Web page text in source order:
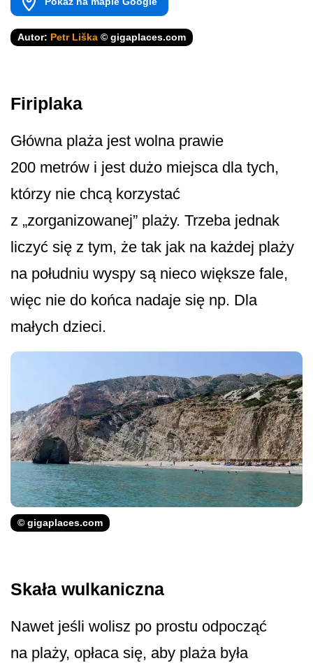
Autor: Petr Liška © gigaplaces.com
Firiplaka
Główna plaża jest wolna prawie
200 metrów i jest dużo miejsca dla tych,
którzy nie chcą korzystać
z „zorganizowanej” plaży. Trzeba jednak
liczyć się z tym, że tak jak na każdej plaży
na południu wyspy są nieco większe fale,
więc nie do końca nadaje się np. Dla
małych dzieci.
© gigaplaces.com
Skała wulkaniczna
Nawet jeśli wolisz po prostu odpocząć
na plaży, opłaca się, aby plaża była